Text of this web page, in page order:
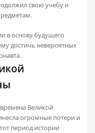
свою учебу и
в основу будущего
достичь невероятных
Великой
огромные потери и
период истории